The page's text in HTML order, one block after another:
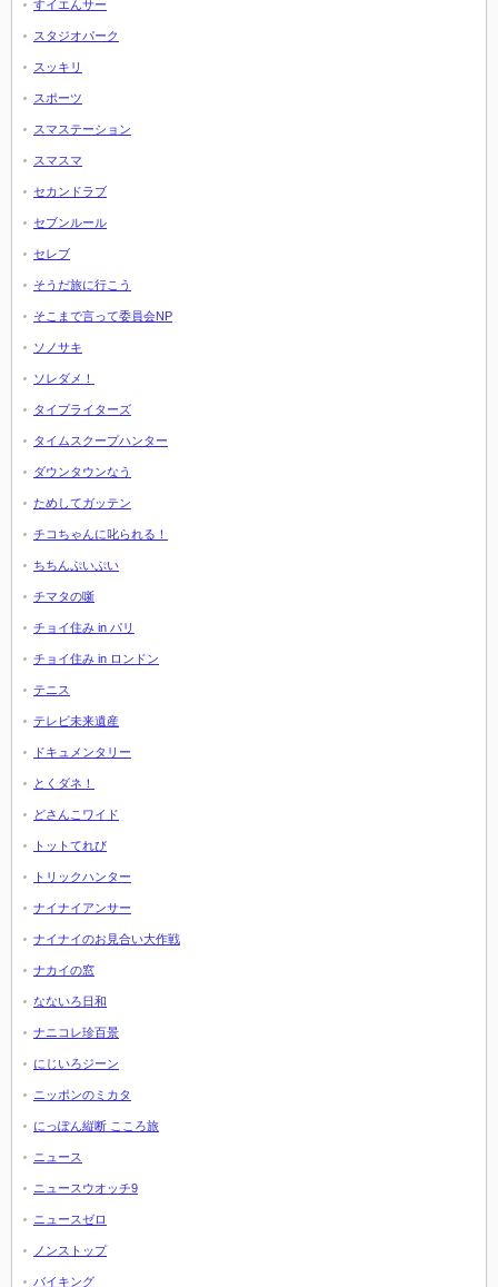
すイエんサー
スタジオパーク
スッキリ
スポーツ
スマステーション
スマスマ
セカンドラブ
セブンルール
セレブ
そうだ旅に行こう
そこまで言って委員会NP
ソノサキ
ソレダメ！
タイプライターズ
タイムスクープハンター
ダウンタウンなう
ためしてガッテン
チコちゃんに叱られる！
ちちんぷいぷい
チマタの噺
チョイ住み in パリ
チョイ住み in ロンドン
テニス
テレビ未来遺産
ドキュメンタリー
とくダネ！
どさんこワイド
トットてれび
トリックハンター
ナイナイアンサー
ナイナイのお見合い大作戦
ナカイの窓
なないろ日和
ナニコレ珍百景
にじいろジーン
ニッポンのミカタ
にっぽん縦断 こころ旅
ニュース
ニュースウオッチ9
ニュースゼロ
ノンストップ
バイキング